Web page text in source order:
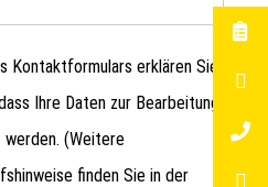
Kontaktformulars erklären Sie
Ihre Daten zur Bearbeitung
werden. (Weitere
finden Sie in der